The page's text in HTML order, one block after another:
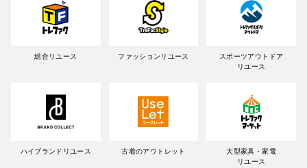
総合リユース ファッションリユース
スポーツアウトドア
リユース
ハイブランドリユース 古着のアウトレット
大型家具・家電
リユース